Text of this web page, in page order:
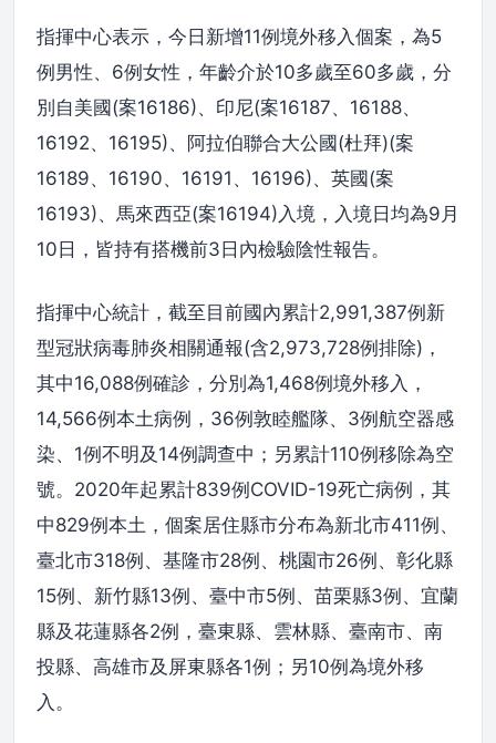
指揮中心表示，今日新增11例境外移入個案，為5
例男性、6例女性，年齡介於10多歲至60多歲，分
別自美國(案16186)、印尼(案16187、16188、
16192、16195)、阿拉伯聯合大公國(杜拜)(案
16189、16190、16191、16196)、英國(案
16193)、馬來西亞(案16194)入境，入境日均為9月
10日，皆持有搭機前3日內檢驗陰性報告。
指揮中心統計，截至目前國內累計2,991,387例新
型冠狀病毒肺炎相關通報(含2,973,728例排除)，
其中16,088例確診，分別為1,468例境外移入，
14,566例本土病例，36例敦睦艦隊、3例航空器感
染、1例不明及14例調查中；另累計110例移除為空
號。2020年起累計839例COVID-19死亡病例，其
中829例本土，個案居住縣市分布為新北市411例、
臺北市318例、基隆市28例、桃園市26例、彰化縣
15例、新竹縣13例、臺中市5例、苗栗縣3例、宜蘭
縣及花蓮縣各2例，臺東縣、雲林縣、臺南市、南
投縣、高雄市及屏東縣各1例；另10例為境外移
入。